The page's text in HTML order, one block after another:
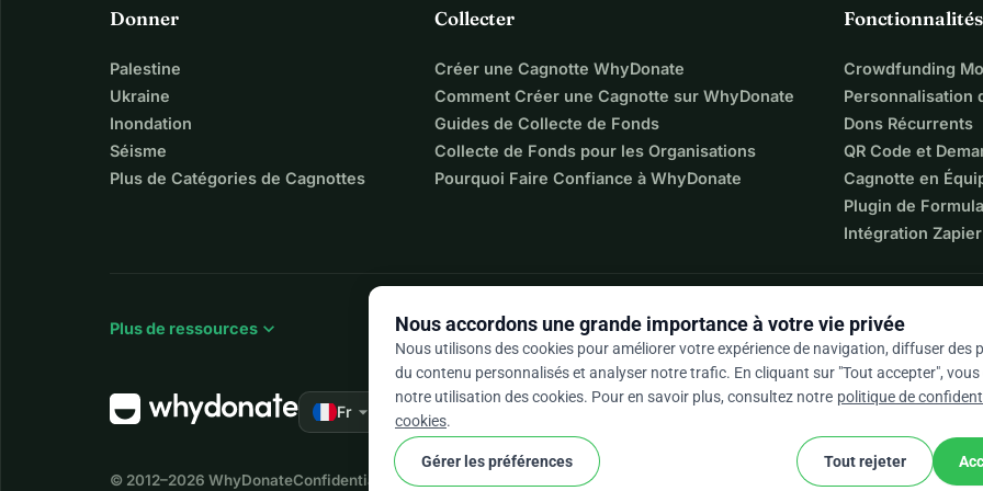
En route vers plus d'humanité <3
Donner
Palestine
Ukraine
Inondation
Séisme
Plus de Catégories de Cagnottes
Collecter
Créer une Cagnotte WhyDonate
Comment Créer une Cagnotte sur WhyDonate
Guides de Collecte de Fonds
Collecte de Fonds pour les Organisations
Pourquoi Faire Confiance à WhyDonate
Crowdfunding
Personnalisation
Dons Récurrents
QR Code et
Cagnotte en
Plugin de
Intégration Zapier
Plus de ressources expand_more
Fr arrow_drop_down ★★★★★
© 2012–2026 WhyDonateConfidentialité et cookies Conditions générales Paramètres Des Cookies
Nous accordons une grande importance à votre vie privée
Nous utilisons des cookies pour améliorer votre expérience de navigation, diffuser des
du contenu personnalisés et analyser notre trafic. En cliquant sur "Tout accepter", vous
notre utilisation des cookies. Pour en savoir plus, consultez notre politique de
cookies.
Gérer les préférences Tout rejeter